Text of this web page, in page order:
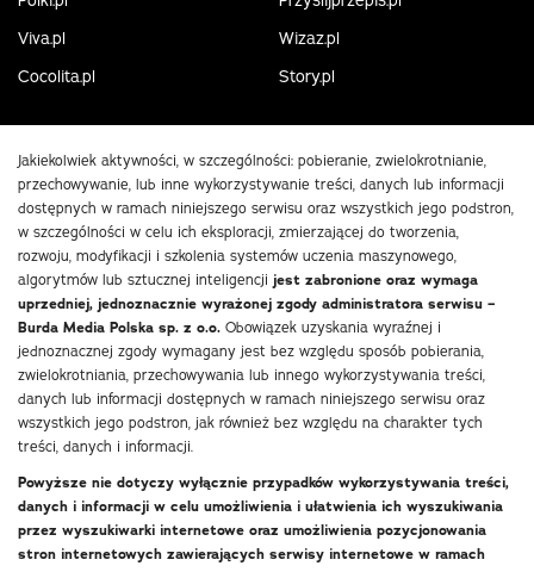
Viva.pl
Wizaz.pl
Cocolita.pl
Story.pl
Jakiekolwiek aktywności, w szczególności: pobieranie, zwielokrotnianie,
przechowywanie, lub inne wykorzystywanie treści, danych lub informacji
dostępnych w ramach niniejszego serwisu oraz wszystkich jego podstron,
w szczególności w celu ich eksploracji, zmierzającej do tworzenia,
rozwoju, modyfikacji i szkolenia systemów uczenia maszynowego,
algorytmów lub sztucznej inteligencji jest zabronione oraz wymaga
uprzedniej, jednoznacznie wyrażonej zgody administratora serwisu –
Burda Media Polska sp. z o.o. Obowiązek uzyskania wyraźnej i
jednoznacznej zgody wymagany jest bez względu sposób pobierania,
zwielokrotniania, przechowywania lub innego wykorzystywania treści,
danych lub informacji dostępnych w ramach niniejszego serwisu oraz
wszystkich jego podstron, jak również bez względu na charakter tych
treści, danych i informacji.
Powyższe nie dotyczy wyłącznie przypadków wykorzystywania treści,
danych i informacji w celu umożliwienia i ułatwienia ich wyszukiwania
przez wyszukiwarki internetowe oraz umożliwienia pozycjonowania
stron internetowych zawierających serwisy internetowe w ramach